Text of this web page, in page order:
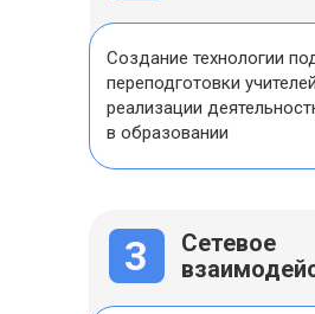
Сетевое
3
Создание технологии
переподготовки
реализации
в образовании